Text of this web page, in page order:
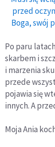
przed
Boga, swój
Po paru
skarbem i
i marzenia
przede
pojawia się
innych. A
Moja Ania